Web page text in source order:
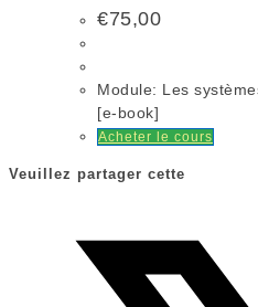
€75,00
Module: Les
[e-book]
Acheter le cours
Veuillez partager cette